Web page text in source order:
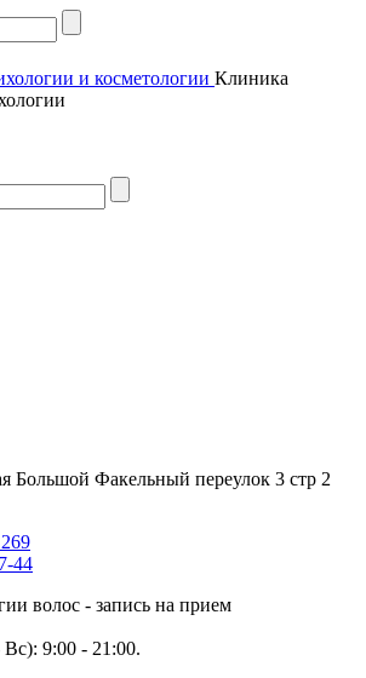
Клиника
Большой Факельный переулок 3 стр 2
44
9:00 - 21:00.